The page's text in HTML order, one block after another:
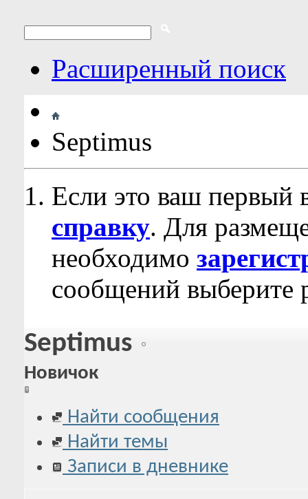
Расширенный поиск
Septimus
Если это ваш первый
справку. Для
необходимо
сообщений выберите
Septimus
Новичок
Найти сообщения
Найти темы
Записи в дневнике